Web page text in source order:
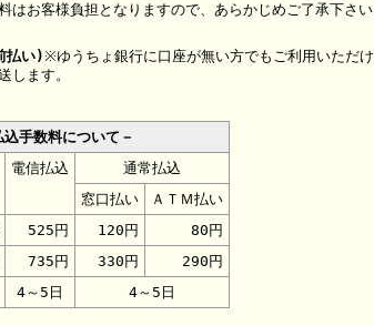
はお客様負担となりますので、あらかじめご了承下さい
払い)※ゆうちょ銀行に口座が無い方でもご利用いただけ
します。
手数料について－
電信払込
通常払込
窓口払い
ＡＴＭ払い
525円 120円
80円
735円 330円
290円
4～5日 4～5日